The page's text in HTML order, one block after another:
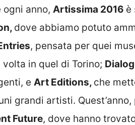
ogni anno, Artissima 2016 è
dove abbiamo potuto
, pensata per quei
volta in quel di Torino;
e Art Editions, che
grandi artisti.
Future, dove hanno